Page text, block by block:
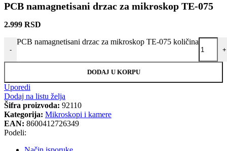
PCB namagnetisani drzac za mikroskop TE-075
2.999 RSD
-
PCB namagnetisani drzac za mikroskop TE-075 količina
+
DODAJ U KORPU
Uporedi
Dodaj na listu želja
Šifra proizvoda: 92110
Kategorija: Mikroskopi i kamere
EAN: 8600412726349
Podeli: